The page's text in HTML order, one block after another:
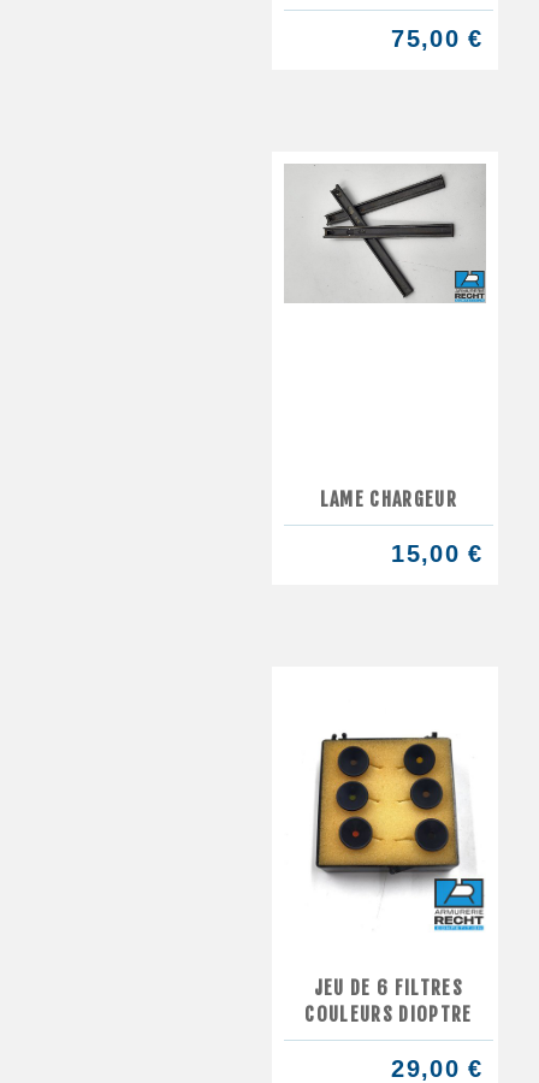
75,00 €
LAME CHARGEUR
15,00 €
JEU DE 6 FILTRES
COULEURS DIOPTRE
29,00 €